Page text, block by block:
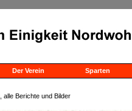
Der Verein Sparten
alle Berichte und Bilder